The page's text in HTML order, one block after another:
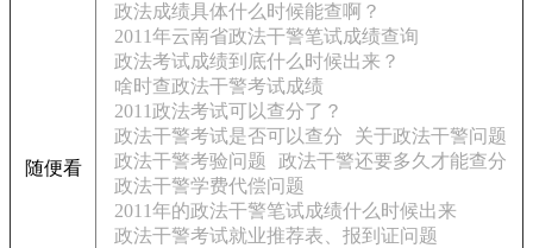
随便看
政法成绩具体什么时候能查啊？
2011年云南省政法干警笔试成绩查询
政法考试成绩到底什么时候出来？
啥时查政法干警考试成绩
2011政法考试可以查分了？
政法干警考试是否可以查分
关于政法干警问题
政法干警考验问题
政法干警还要多久才能查分
政法干警学费代偿问题
2011年的政法干警笔试成绩什么时候出来
政法干警考试就业推荐表、报到证问题